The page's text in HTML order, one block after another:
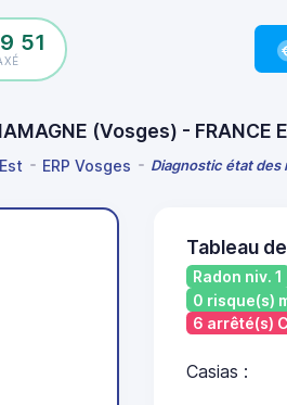
51
(Vosges) - FRANCE
ERP Vosges Diagnostic état des
Tableau
Radon niv. 1
0 risque(s)
6 arrêté(s)
Casias :